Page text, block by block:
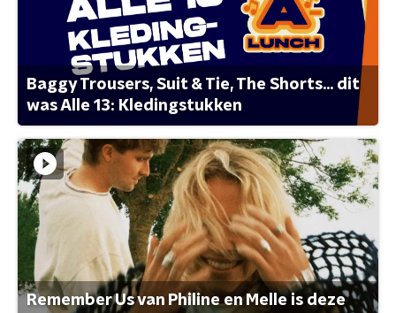
Baggy Trousers, Suit & Tie, The Shorts... dit
was Alle 13: Kledingstukken
Remember Us van Philine en Melle is deze